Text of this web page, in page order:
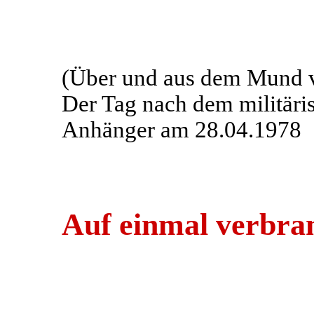
(Über und aus dem
Der Tag nach dem
Anhänger am 28.04.1978
Auf einmal